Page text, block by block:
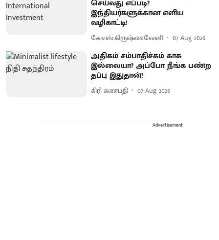
செய்வது எப்படி?
இந்தியர்களுக்கான எளிய
வழிகாட்டி!
கே.எஸ்.கிருஷ்ணவேனி 07 Aug 2026
அதிகம் சம்பாதிச்சும் காசு
இல்லையா? அப்போ நீங்க பண்ற
தப்பு இதுதான்!
கிரி கணபதி 07 Aug 2026
Advertisement